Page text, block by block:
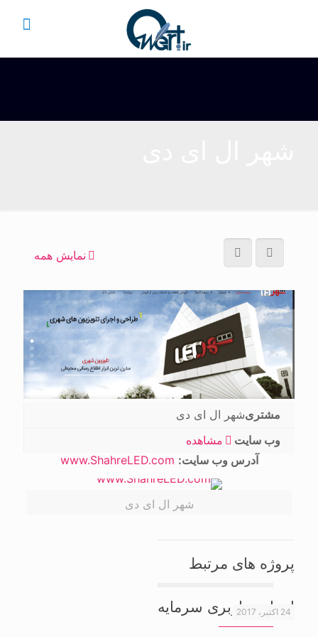
نمایش همه
مشتریشهر ال ای دی
وب سایت
مشاهده
آدرس وب سایت: www.ShahreLED.com
شهر ال ای دی
پروژه های مرتبط
24 اکتبر، 2017
اتوبار و باربری سرمایه